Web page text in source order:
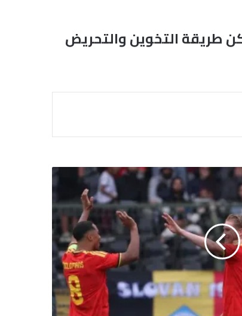
طريقة التخوين والتحريض